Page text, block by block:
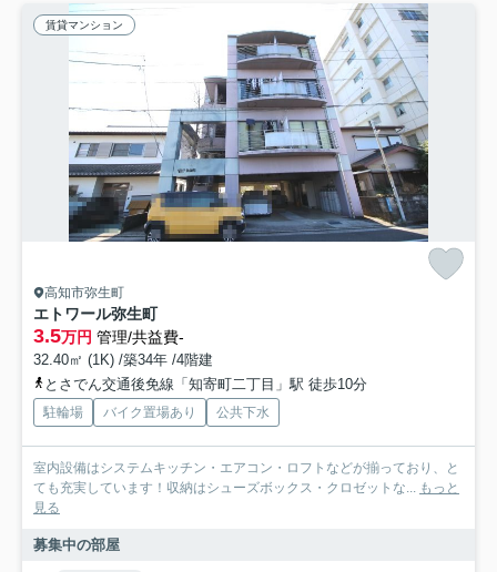
賃貸マンション
高知市弥生町
エトワール弥生町
3.5万円 管理/共益費-
32.40㎡ (1K) /築34年 /4階建
とさでん交通後免線「知寄町二丁目」駅 徒歩10分
駐輪場 バイク置場あり 公共下水
室内設備はシステムキッチン・エアコン・ロフトなどが揃っており、と
ても充実しています！収納はシューズボックス・クロゼットな... もっと
見る
募集中の部屋